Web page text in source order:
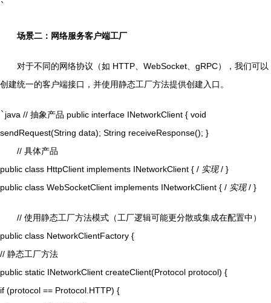
`
场景二：网络服务客户端工厂
对于不同的网络协议（如 HTTP、WebSocket、gRPC），我们可以
创建统一的客户端接口，并使用静态工厂方法提供创建入口。
` java // 抽象产品 public interface INetworkClient { void
sendRequest(String data); String receiveResponse(); }
// 具体产品
public class HttpClient implements INetworkClient { / 实现/ }
public class WebSocketClient implements INetworkClient { / 实现/ }
// 使用静态工厂方法模式（工厂逻辑可能更分散或集成在配置中）
public class NetworkClientFactory {
// 静态工厂方法
public static INetworkClient createClient(Protocol protocol) {
if (protocol == Protocol.HTTP) {